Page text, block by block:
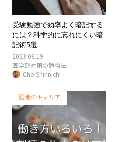
受験勉強で効率よく暗記する
には？科学的に忘れにくい暗
記術5選
2023.09.19
医学部対策の勉強法
Cho Shinnichi
医者のキャリア